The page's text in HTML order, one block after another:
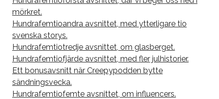
mörkret.
Hundrafemtioandra avsnittet, med ytterligare tio
svenska storys.
Hundrafemtiotredje avsnittet, om glasberget.
Hundrafemtiofjärde avsnittet, med fler julhistorier.
Ett bonusavsnitt när Creepypodden bytte
sändningsvecka.
Hundrafemtiofemte avsnittet, om influencers.